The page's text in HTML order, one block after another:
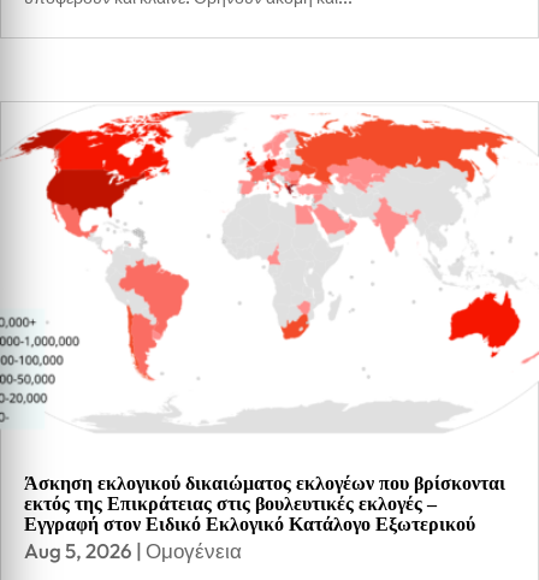
Άσκηση εκλογικού δικαιώματος εκλογέων που βρίσκονται
εκτός της Επικράτειας στις βουλευτικές εκλογές –
Εγγραφή στον Ειδικό Εκλογικό Κατάλογο Εξωτερικού
Aug 5, 2026 |Ομογένεια